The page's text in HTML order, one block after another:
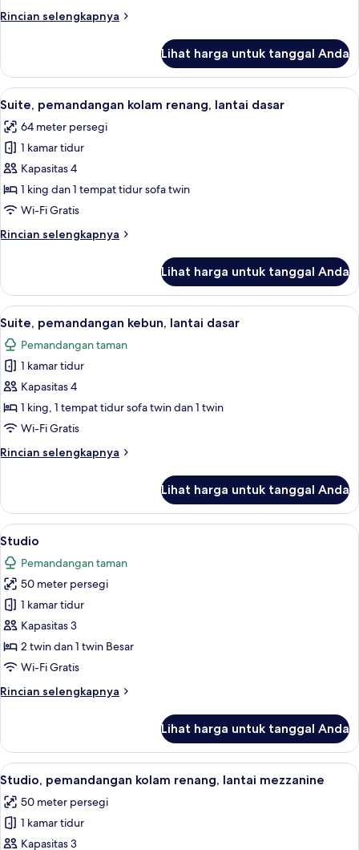
lantai
Rincian selengkapnya
Rincian
Studio,
pemandangan
kolam
renang,
lantai
dasar
Lihat harga untuk tanggal Anda
Lihat
semua
foto
untuk
Suite,
pemandangan
kolam
lantai
Meja kerja, ruang kerja ramah
5
Suite, pemandangan kolam renang, lantai dasar
64 meter persegi
1 kamar tidur
Kapasitas 4
1 king dan 1 tempat tidur sofa twin
Wi-Fi Gratis
Rincian selengkapnya
Rincian
Suite,
pemandangan
kolam
renang,
lantai
dasar
Lihat harga untuk tanggal Anda
Lihat
semua
foto
untuk
Suite,
pemandangan
kebun,
dasar
Meja kerja, ruang kerja ramah
6
Suite, pemandangan kebun, lantai dasar
Pemandangan taman
1 kamar tidur
Kapasitas 4
1 king, 1 tempat tidur sofa twin dan 1 twin
Wi-Fi Gratis
Rincian selengkapnya
Rincian
Suite,
pemandangan
kebun,
lantai
dasar
Lihat harga untuk tanggal Anda
Lihat
semua
foto
untuk
Studio
Meja kerja, ruang kerja ramah
5
Studio
Pemandangan taman
50 meter persegi
1 kamar tidur
Kapasitas 3
2 twin dan 1 twin Besar
Wi-Fi Gratis
Rincian selengkapnya
Rincian
Studio
Lihat harga untuk tanggal Anda
Lihat
semua
foto
untuk
Studio,
Meja kerja, ruang kerja ramah
14
Studio, pemandangan kolam renang, lantai mezzanine
50 meter persegi
1 kamar tidur
Kapasitas 3